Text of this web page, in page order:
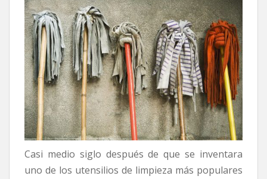
Casi medio siglo después de que se inventara
uno de los utensilios de limpieza más populares